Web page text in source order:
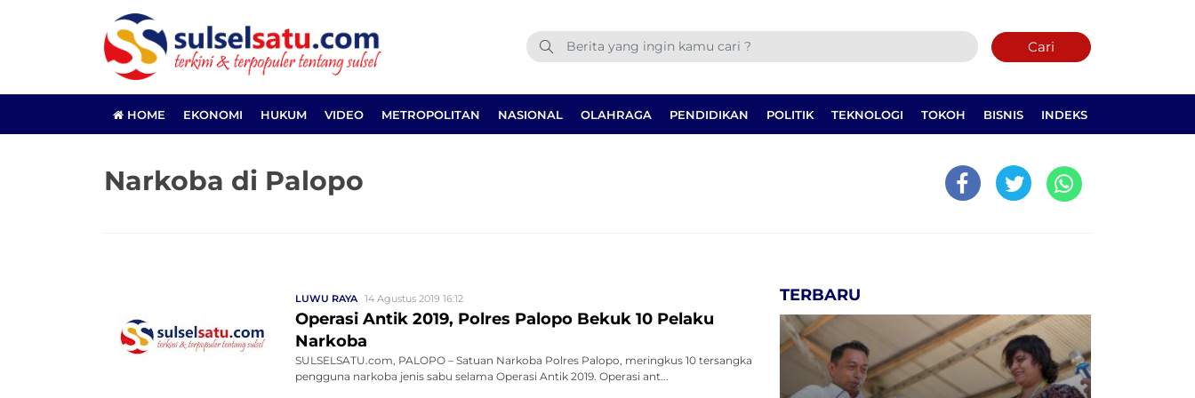
Cari
HOME EKONOMI HUKUM VIDEO METROPOLITAN NASIONAL OLAHRAGA PENDIDIKAN POLITIK TEKNOLOGI TOKOH BISNIS INDEKS
Narkoba di Palopo
LUWU RAYA 14 Agustus 2019 16:12
Operasi Antik 2019, Polres Palopo Bekuk 10 Pelaku
Narkoba
SULSELSATU.com, PALOPO – Satuan Narkoba Polres Palopo, meringkus 10 tersangka
pengguna narkoba jenis sabu selama Operasi Antik 2019. Operasi ant...
TERBARU